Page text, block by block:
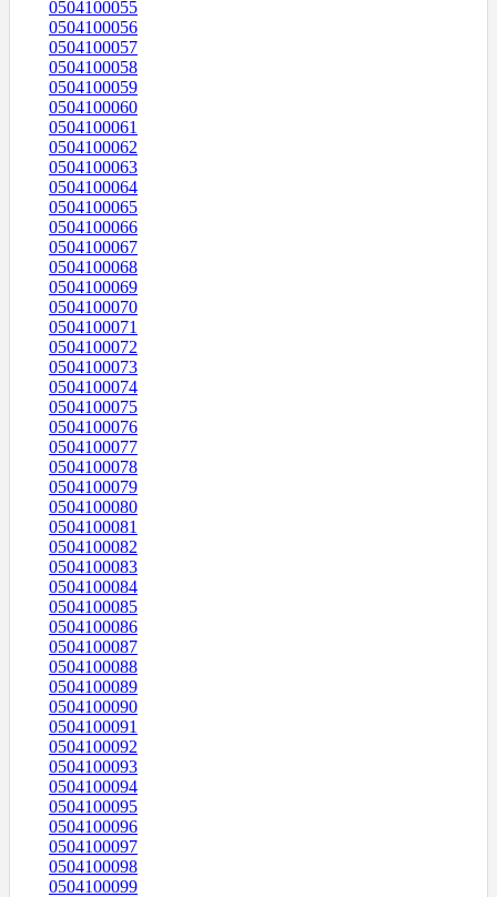
0504100055
0504100056
0504100057
0504100058
0504100059
0504100060
0504100061
0504100062
0504100063
0504100064
0504100065
0504100066
0504100067
0504100068
0504100069
0504100070
0504100071
0504100072
0504100073
0504100074
0504100075
0504100076
0504100077
0504100078
0504100079
0504100080
0504100081
0504100082
0504100083
0504100084
0504100085
0504100086
0504100087
0504100088
0504100089
0504100090
0504100091
0504100092
0504100093
0504100094
0504100095
0504100096
0504100097
0504100098
0504100099